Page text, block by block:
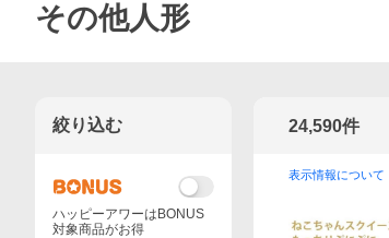
その他人形
24,590件
表示情報について
絞り込む
ハッピーアワーはBONUS
対象商品がお得